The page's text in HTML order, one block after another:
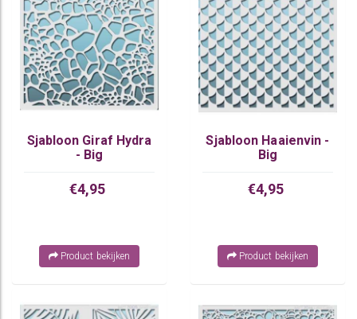
Sjabloon Giraf Hydra
- Big
€4,95
Product bekijken
Sjabloon Haaienvin -
Big
€4,95
Product bekijken